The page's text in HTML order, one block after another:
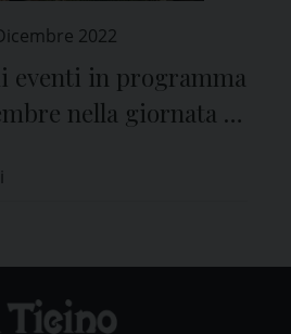
2022
eventi in programma
nella giornata di